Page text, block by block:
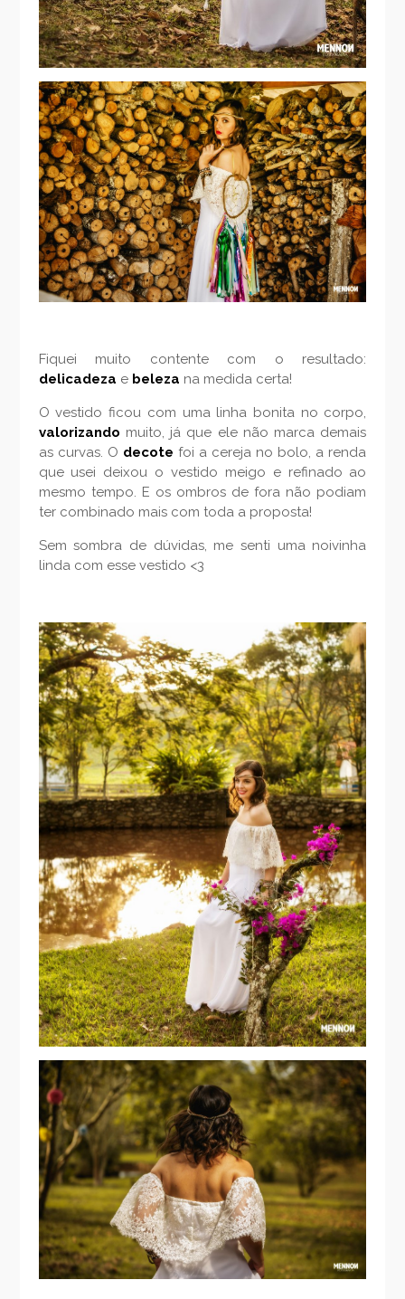
Fiquei muito contente com o resultado:
delicadeza e beleza na medida certa!
O vestido ficou com uma linha bonita no corpo,
valorizando muito, já que ele não marca demais
as curvas. O decote foi a cereja no bolo, a renda
que usei deixou o vestido meigo e refinado ao
mesmo tempo. E os ombros de fora não podiam
ter combinado mais com toda a proposta!
Sem sombra de dúvidas, me senti uma noivinha
linda com esse vestido <3